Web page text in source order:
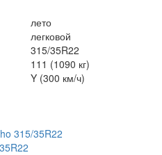
лето
легковой
315/35R22
111 (1090 кг)
Y (300 км/ч)
315/35R22